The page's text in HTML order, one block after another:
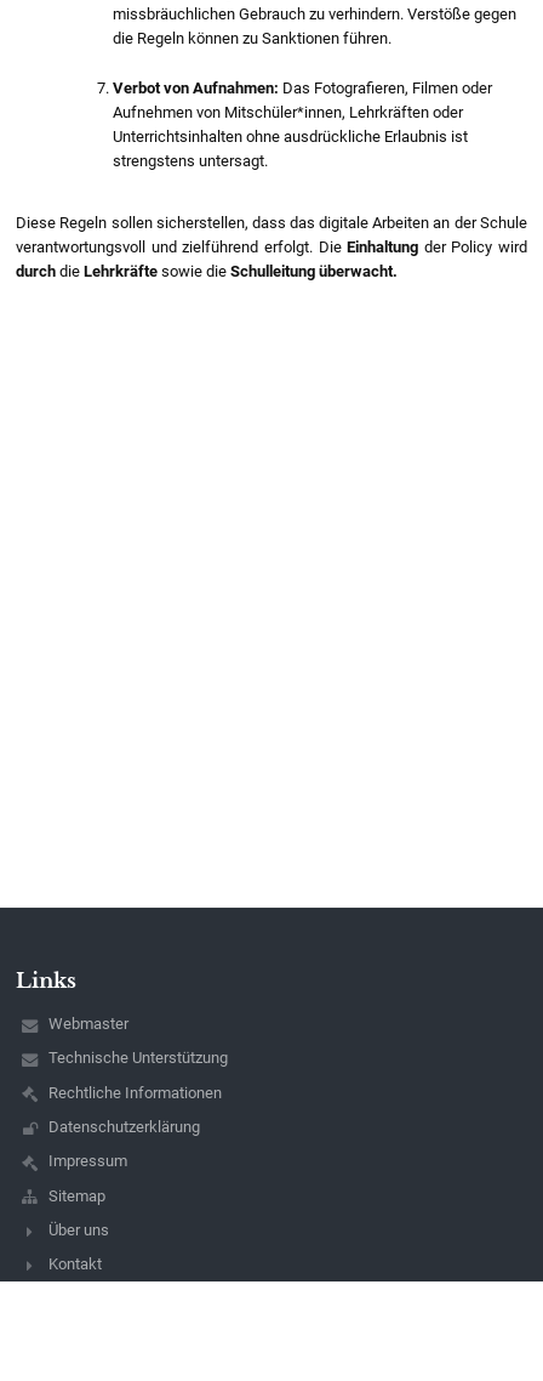
missbräuchlichen Gebrauch zu verhindern. Verstöße gegen
die Regeln können zu Sanktionen führen.
Verbot von Aufnahmen: Das Fotografieren, Filmen oder
Aufnehmen von Mitschüler*innen, Lehrkräften oder
Unterrichtsinhalten ohne ausdrückliche Erlaubnis ist
strengstens untersagt.
Diese Regeln sollen sicherstellen, dass das digitale Arbeiten an der Schule
verantwortungsvoll und zielführend erfolgt. DieEinhaltung der Policy wird
durchdieLehrkräfte sowie dieSchulleitung überwacht.
Links
Webmaster
Technische Unterstützung
Rechtliche Informationen
Datenschutzerklärung
Impressum
Sitemap
Über uns
Kontakt